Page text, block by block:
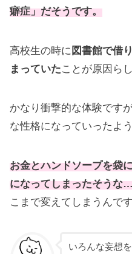
癖症」だそうです。
高校生の時に 図書館で借
まっていたことが原因ら
かなり衝撃的な体験です
な性格になっていったよう
お金とハンドソープを袋
になってしまったそうな
こまで変えてしまうんで
いろんな妄想